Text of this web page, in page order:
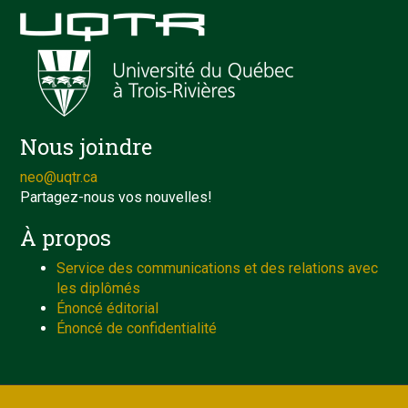
Nous joindre
neo@uqtr.ca
Partagez-nous vos nouvelles!
À propos
Service des communications et des relations avec
les diplômés
Énoncé éditorial
Énoncé de confidentialité